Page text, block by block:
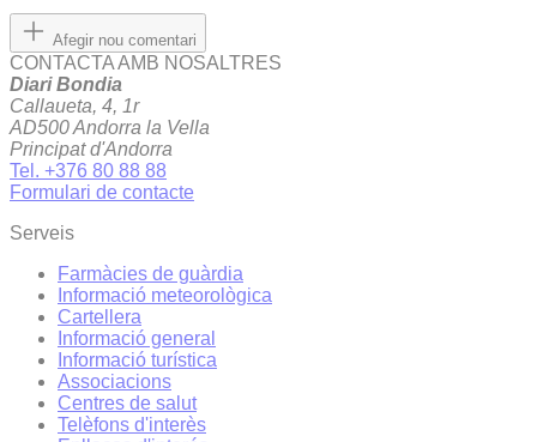
Afegir nou comentari
CONTACTA AMB NOSALTRES
Diari Bondia
Callaueta, 4, 1r
AD500 Andorra la Vella
Principat d'Andorra
Tel. +376 80 88 88
Formulari de contacte
Serveis
Farmàcies de guàrdia
Informació meteorològica
Cartellera
Informació general
Informació turística
Associacions
Centres de salut
Telèfons d'interès